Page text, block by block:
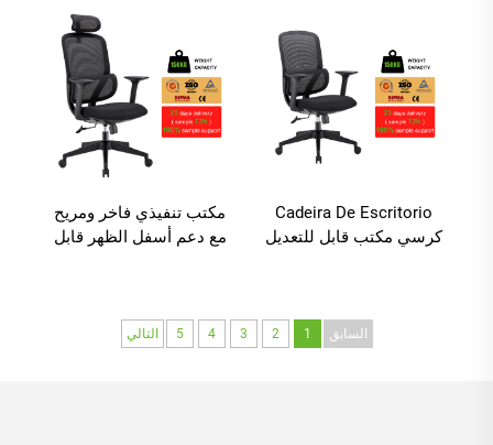
كرسي ومكتب مكتبية
Cadeira De Escritorio
Cadeira De Escritorio
كرسي مكتب قابل للتعديل
المنزلي الأثاث المكتبي
مكتب تنفيذي فاخر ومريح
مع دعم أسفل الظهر قابل
السابق 1
2
3
4
5 التالي